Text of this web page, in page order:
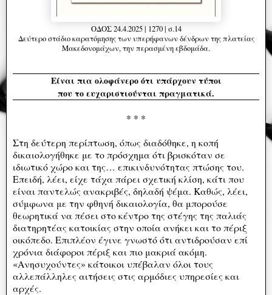
ΟΔΟΣ 24.4.2025 | 1270 | σ.14
Δεύτερο στάδιο καρατόμησης των υπερήφανων δένδρων της πλατείας
Μακεδονομάχων, την περασμένη εβδομάδα.
Είναι πια ολοφάνερο ότι υπάρχουν τύποι
που το ευχαριστιούνται πραγματικά.
* * *
Στη δεύτερη περίπτωση, όπως διαδόθηκε, η κοπή
δικαιολογήθηκε με το πρόσχημα ότι βρισκόταν σε
ιδιωτικό χώρο και της… επικινδυνότητας πτώσης του.
Επειδή, λέει, είχε τάχα πάρει σχετική κλίση, κάτι που
είναι παντελώς ανακριβές, δηλαδή ψέμα. Καθώς, λέει,
σύμφωνα με την φθηνή δικαιολογία, θα μπορούσε
θεωρητικά να πέσει στο κέντρο της στέγης της παλιάς
διατηρητέας κατοικίας στην οποία ανήκει και το πέριξ
οικόπεδο. Επιπλέον έγινε γνωστό ότι αντιδρούσαν επί
χρόνια διάφοροι πέριξ και πιο μακριά ακόμη.
«Ανησυχούντες» κάτοικοι υπέβαλαν όλοι τους
αλλεπάλληλες αιτήσεις στις αρμόδιες υπηρεσίες και
αρχές.